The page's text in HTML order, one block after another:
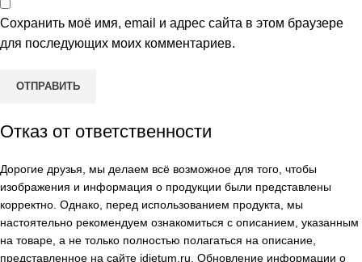
Сохранить моё имя, email и адрес сайта в этом браузере
для последующих моих комментариев.
Отказ от ответственности
Дорогие друзья, мы делаем всё возможное для того, чтобы
изображения и информация о продукции были представлены
корректно. Однако, перед использованием продукта, мы
настоятельно рекомендуем ознакомиться с описанием, указанным
на товаре, а не только полностью полагаться на описание,
представленное на сайте idietum.ru . Обновление информации о